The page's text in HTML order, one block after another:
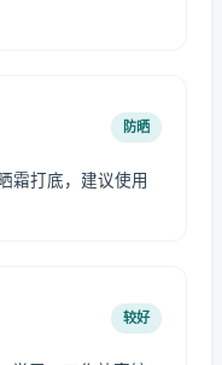
防晒
霜打底，建议使用
较好